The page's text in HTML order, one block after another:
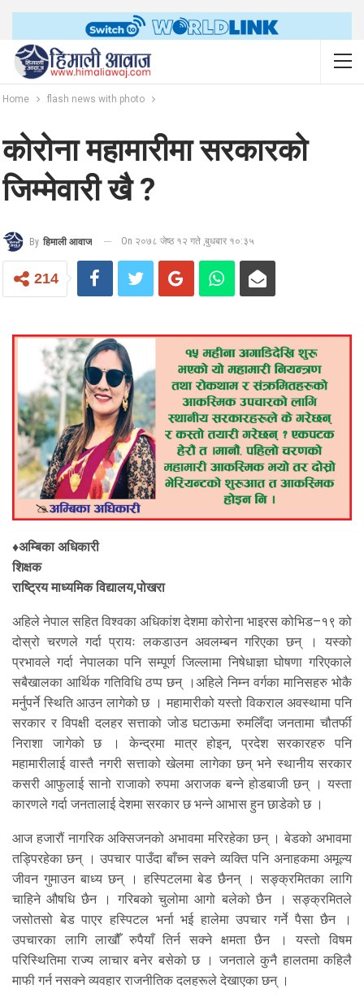
Home flash news with photo
कोरोना महामारीमा सरकारको
जिम्मेवारी खै ?
By हिमाली आवाज On २०७८ जेष्ठ १२ गते ,बुधबार १०:३५
214
♦अम्बिका अधिकारी
शिक्षक
राष्ट्रिय माध्यमिक विद्यालय,पोखरा
अहिले नेपाल सहित विश्वका अधिकांश देशमा कोरोना भाइरस कोभिड–१९ को
दोस्रो चरणले गर्दा प्रायः लकडाउन अवलम्बन गरिएका छन् । यस्को
प्रभावले गर्दा नेपालका पनि सम्पूर्ण जिल्लामा निषेधाज्ञा घोषणा गरिएकाले
सबैखालका आर्थिक गतिविधि ठप्प छन् ।अहिले निम्न वर्गका मानिसहरु भोकै
मर्नुपर्ने स्थिति आउन लागेको छ । महामारीको यस्तो विकराल अवस्थामा पनि
सरकार र विपक्षी दलहर सत्ताको जोड घटाऊमा रुमलिँदा जनतामा चौतर्फी
निराशा जागेको छ । केन्द्रमा मात्र होइन, प्रदेश सरकारहरु पनि
महामारीलाई वास्तै नगरी सत्ताको खेलमा लागेका छन् भने स्थानीय सरकार
कसरी आफुलाई सानो राजाको रुपमा अराजक बन्ने होडबाजी छन् । यस्ता
कारणले गर्दा जनतालाई देशमा सरकार छ भन्ने आभास हुन छाडेको छ ।
आज हजारौं नागरिक अक्सिजनको अभावमा मरिरहेका छन् । बेडको अभावमा
तड्पिरहेका छन् । उपचार पाउँदा बाँच्न सक्ने व्यक्ति पनि अनाहकमा अमूल्य
जीवन गुमाउन बाध्य छन् । हस्पिटलमा बेड छैनन् । सङ्क्रमितका लागि
चाहिने औषधि छैन । गरिबको चुलोमा आगो बलेको छैन । सङ्क्रमितले
जसोतसो बेड पाएर हस्पिटल भर्ना भई हालेमा उपचार गर्ने पैसा छैन ।
उपचारका लागि लाखौँ रुपैयाँ तिर्न सक्ने क्षमता छैन । यस्तो विषम
परिस्थितिमा राज्य लाचार बनेर बसेको छ । जनताले कुनै हालतमा कहिलै
माफी गर्न नसक्ने व्यवहार राजनीतिक दलहरूले देखाएका छन् ।